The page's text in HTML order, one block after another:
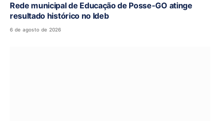
Rede municipal de Educação de Posse-GO atinge
resultado histórico no Ideb
6 de agosto de 2026